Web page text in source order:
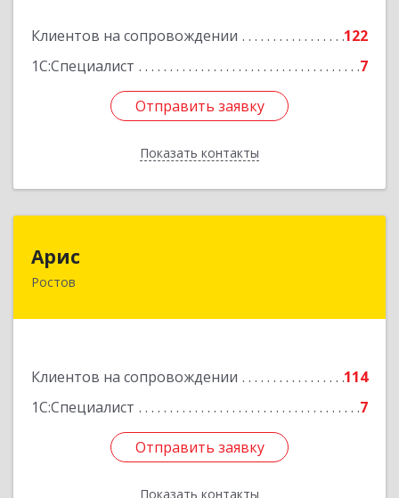
Клиентов на сопровождении
122
1С:Специалист
7
Отправить заявку
Показать контакты
Подробнее
Отправить заявку
Назад
Арис
Ростов
Клиентов на сопровождении
114
1С:Специалист
7
Отправить заявку
Показать контакты
Отправить заявку
Назад